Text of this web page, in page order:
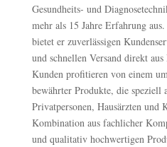
Gesundheits- und
mehr als 15 Jahre Erfahrung
bietet er zuverlässigen
und schnellen Versand direkt
Kunden profitieren von einem
bewährter Produkte, die speziell
Privatpersonen, Hausärzten
Kombination aus fachlicher
und qualitativ hochwertigen